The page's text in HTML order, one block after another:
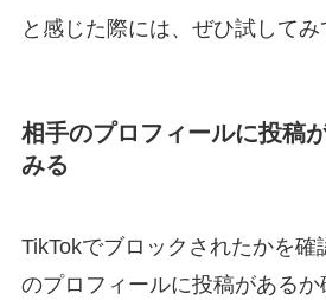
と感じた際には、ぜひ試してみ
相手のプロフィールに投稿
みる
TikTokでブロックされたかを
のプロフィールに投稿があるか